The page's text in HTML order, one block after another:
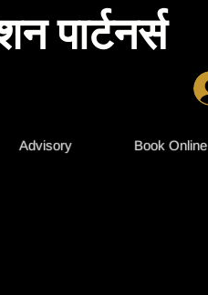
पार्टनर्स
Advisory Book Online